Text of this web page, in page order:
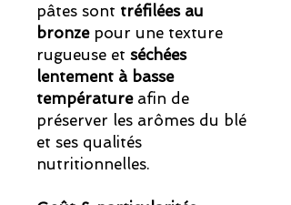
pâtes sont tréfilées au
bronzepour une texture
rugueuse et séchées
lentement à basse
températureafin de
préserver les arômes du blé
et ses qualités
nutritionnelles.